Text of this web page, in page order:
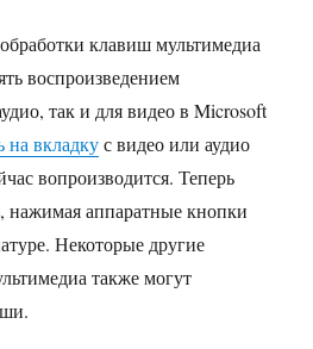
клавиш мультимедиа
воспроизведением
так и для видео в Microsoft
на вкладкус видео или аудио
вопроизводится. Теперь
нажимая аппаратные кнопки
Некоторые другие
также могут